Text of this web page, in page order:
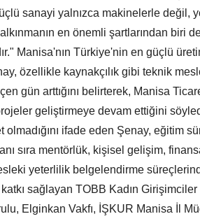
sanayi yalnızca makinelerle değil,
en önemli şartlarından biri
Manisa'nın Türkiye'nin en güçlü
özellikle kaynakçılık gibi teknik
gün arttığını belirterek, Manisa
geliştirmeye devam ettiğini
ifade eden Şenay, eğitim
sıra mentörlük, kişisel gelişim,
yeterlilik belgelendirme
sağlayan TOBB Kadın
Elginkan Vakfı, İŞKUR Manisa İl